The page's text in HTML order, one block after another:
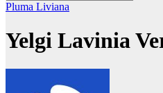
Pluma Liviana
Yelgi Lavinia